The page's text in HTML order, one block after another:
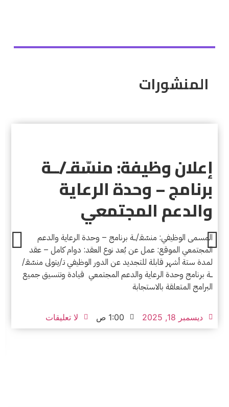
المنشورات
إعلان وظيفة: منسّقـ/ــة
برنامج – وحدة الرعاية
والدعم المجتمعي
المسمى الوظيفي: منسّقـ/ــة برنامج – وحدة الرعاية والدعم
المجتمعي الموقع: عمل عن بُعد نوع العقد: دوام كامل – عقد
لمدة ستة أشهر قابلة للتجديد عن الدور الوظيفي تـ/يتولى منسّقـ/
ــة برنامج وحدة الرعاية والدعم المجتمعي قيادة وتنسيق جميع
البرامج المتعلقة بالاستجابة
ديسمبر 18, 2025 1:00 ص لا تعليقات